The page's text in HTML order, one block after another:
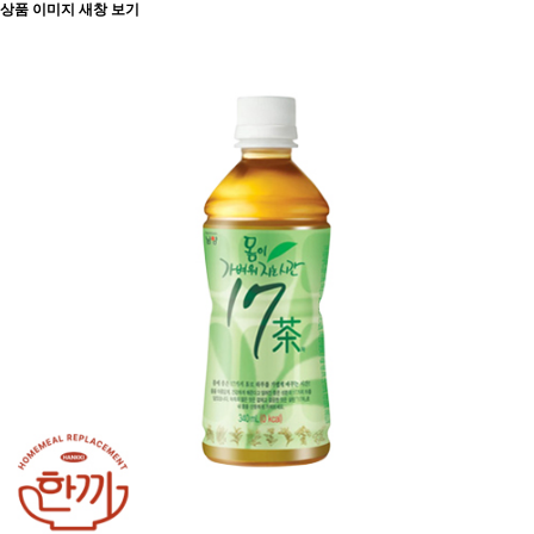
상품 이미지 새창 보기